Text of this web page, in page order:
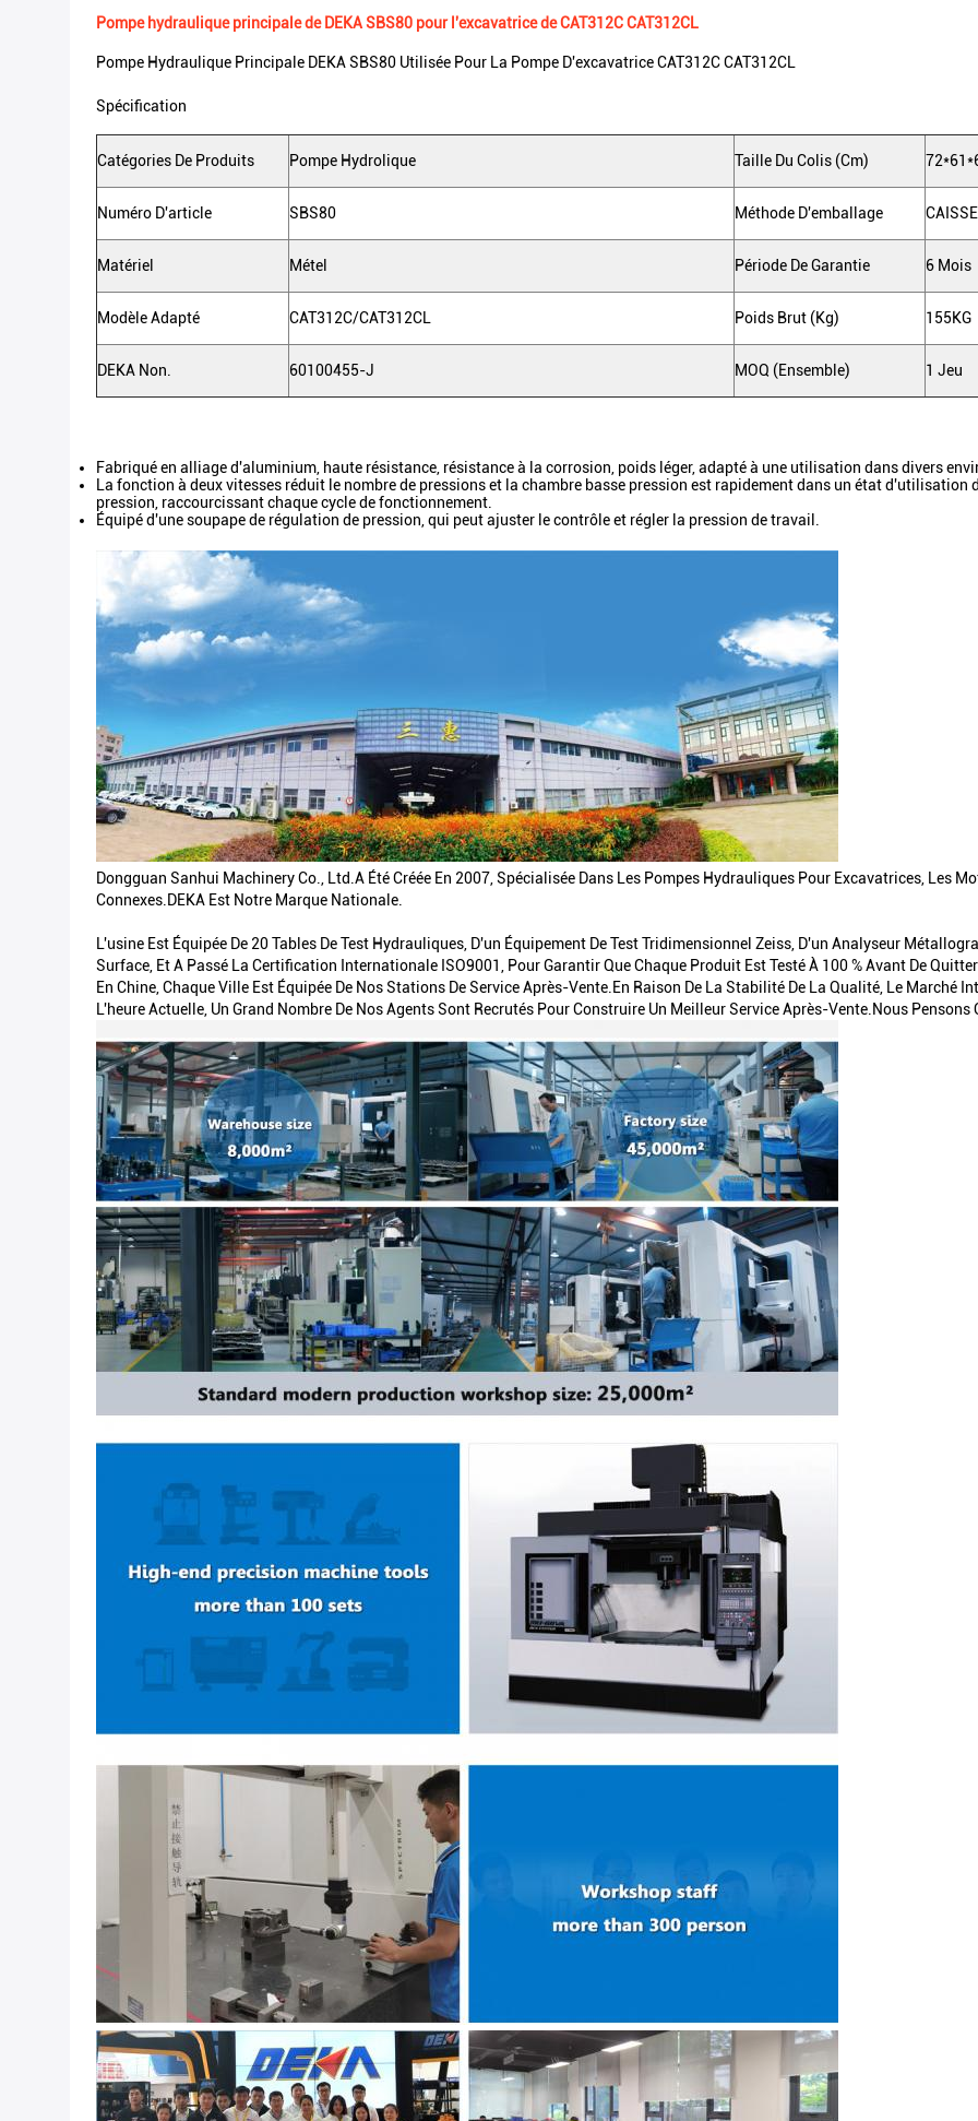
Pompe hydraulique principale de DEKA SBS80 pour l'excavatrice de CAT312C CAT312CL
Pompe Hydraulique Principale DEKA SBS80 Utilisée Pour La Pompe D'excavatrice CAT312C CAT312CL
Spécification
Catégories De Produits Pompe Hydrolique Taille Du Colis (cm)
Numéro D'article SBS80 Méthode D'emballage
Matériel Métel Période De Garantie 6 Mois
Modèle Adapté CAT312C/CAT312CL Poids Brut (kg) 155KG
DEKA Non. 60100455-J MOQ (ensemble) 1 Jeu
Fabriqué en alliage d'aluminium, haute résistance, résistance à la corrosion, poids léger, adapté à une utilisation dans divers
La fonction à deux vitesses réduit le nombre de pressions et la chambre basse pression est rapidement dans un état
pression, raccourcissant chaque cycle de fonctionnement.
Équipé d'une soupape de régulation de pression, qui peut ajuster le contrôle et régler la pression de travail.
Dongguan Sanhui Machinery Co., Ltd.a Été Créée En 2007, Spécialisée Dans Les Pompes Hydrauliques Pour Excavatrices, Les
Connexes.DEKA Est Notre Marque Nationale.
L'usine Est Équipée De 20 Tables De Test Hydrauliques, D'un Équipement De Test Tridimensionnel Zeiss, D'un Analyseur
Surface, Et A Passé La Certification Internationale ISO9001, Pour Garantir Que Chaque Produit Est Testé À 100 % Avant De
En Chine, Chaque Ville Est Équipée De Nos Stations De Service Après-Vente.En Raison De La Stabilité De La Qualité, Le Marché
L'heure Actuelle, Un Grand Nombre De Nos Agents Sont Recrutés Pour Construire Un Meilleur Service Après-Vente.Nous